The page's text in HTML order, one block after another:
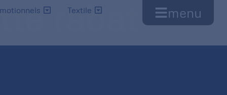
Textile menu
rabat